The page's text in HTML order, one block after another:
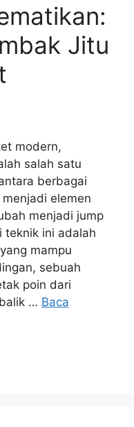
Jitu
modern,
salah satu
berbagai
elemen
menjadi jump
teknik ini adalah
mampu
sebuah
poin dari
… Baca